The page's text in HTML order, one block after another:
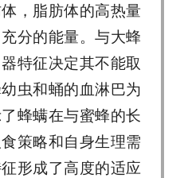
，脂肪体的高热量
分的能量。与大蜂
特征决定其不能取
虫和蛹的血淋巴为
蜂螨在与蜜蜂的长
策略和自身生理需
形成了高度的适应